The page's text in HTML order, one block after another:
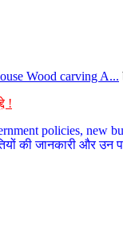
Wood carving A...
!
policies, new
की जानकारी और